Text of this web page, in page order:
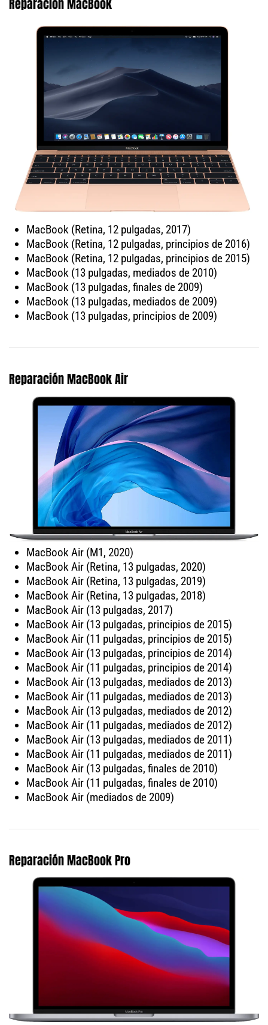
Reparación MacBook
MacBook (Retina, 12 pulgadas, 2017)
MacBook (Retina, 12 pulgadas, principios de 2016)
MacBook (Retina, 12 pulgadas, principios de 2015)
MacBook (13 pulgadas, mediados de 2010)
MacBook (13 pulgadas, finales de 2009)
MacBook (13 pulgadas, mediados de 2009)
MacBook (13 pulgadas, principios de 2009)
Reparación MacBook Air
MacBook Air (M1, 2020)
MacBook Air (Retina, 13 pulgadas, 2020)
MacBook Air (Retina, 13 pulgadas, 2019)
MacBook Air (Retina, 13 pulgadas, 2018)
MacBook Air (13 pulgadas, 2017)
MacBook Air (13 pulgadas, principios de 2015)
MacBook Air (11 pulgadas, principios de 2015)
MacBook Air (13 pulgadas, principios de 2014)
MacBook Air (11 pulgadas, principios de 2014)
MacBook Air (13 pulgadas, mediados de 2013)
MacBook Air (11 pulgadas, mediados de 2013)
MacBook Air (13 pulgadas, mediados de 2012)
MacBook Air (11 pulgadas, mediados de 2012)
MacBook Air (13 pulgadas, mediados de 2011)
MacBook Air (11 pulgadas, mediados de 2011)
MacBook Air (13 pulgadas, finales de 2010)
MacBook Air (11 pulgadas, finales de 2010)
MacBook Air (mediados de 2009)
Reparación MacBook Pro